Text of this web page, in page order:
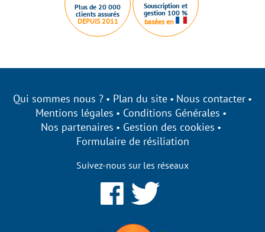
Plus de 20 000
clients assurés
DEPUIS 2011
Souscription et
gestion 100 %
basées en
Qui sommes nous ? Plan du site
Nous contacter
Mentions légales
Conditions Générales
Nos partenaires
Gestion des cookies
Formulaire de résiliation
Suivez-nous sur les réseaux